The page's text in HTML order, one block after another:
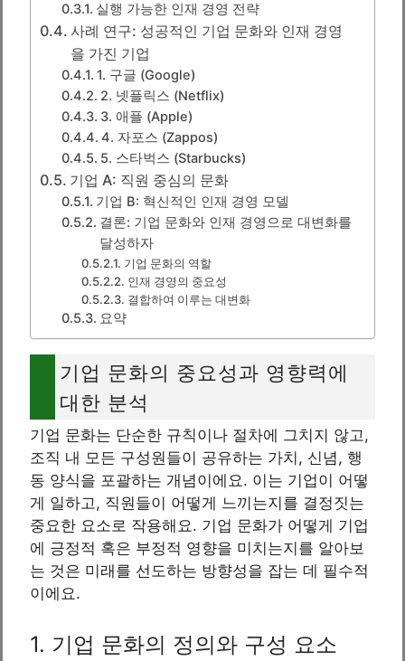
실행 가능한 인재 경영 전략
사례 연구: 성공적인 기업 문화와 인재 경영
을 가진 기업
1. 구글 (Google)
2. 넷플릭스 (Netflix)
3. 애플 (Apple)
4. 자포스 (Zappos)
5. 스타벅스 (Starbucks)
기업 A: 직원 중심의 문화
기업 B: 혁신적인 인재 경영 모델
결론: 기업 문화와 인재 경영으로 대변화를
달성하자
기업 문화의 역할
인재 경영의 중요성
결합하여 이루는 대변화
요약
기업 문화의 중요성과 영향력에
대한 분석
기업 문화는 단순한 규칙이나 절차에 그치지 않고,
조직 내 모든 구성원들이 공유하는 가치, 신념, 행
동 양식을 포괄하는 개념이에요. 이는 기업이 어떻
게 일하고, 직원들이 어떻게 느끼는지를 결정짓는
중요한 요소로 작용해요. 기업 문화가 어떻게 기업
에 긍정적 혹은 부정적 영향을 미치는지를 알아보
는 것은 미래를 선도하는 방향성을 잡는 데 필수적
이에요.
1. 기업 문화의 정의와 구성 요소